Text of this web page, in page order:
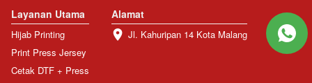
Layanan Utama
Hijab Printing
Print Press Jersey
Cetak DTF + Press
Alamat
Jl. Kahuripan 14 Kota Malang